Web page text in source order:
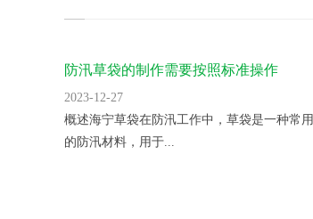
防汛草袋的制作需要按照标准操作
2023-12-27
概述海宁草袋在防汛工作中，草袋是一种常用
的防汛材料，用于...